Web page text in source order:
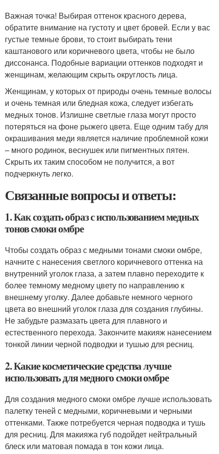
Важная точка! Выбирая оттенок красного дерева,
обратите внимание на густоту и цвет бровей. Если у вас
густые темные брови, то стоит выбирать тени
каштанового или коричневого цвета, чтобы не было
диссонанса. Подобные вариации оттенков подходят и
женщинам, желающим скрыть округлость лица.
Женщинам, у которых от природы очень темные волосы
и очень темная или бледная кожа, следует избегать
медных тонов. Излишне светлые глаза могут просто
потеряться на фоне рыжего цвета. Еще одним табу для
окрашивания меди является наличие проблемной кожи
– много родинок, веснушек или пигментных пятен.
Скрыть их таким способом не получится, а вот
подчеркнуть легко.
Связанные вопросы и ответы:
1. Как создать образ с использованием медных
тонов смоки омбре
Чтобы создать образ с медными тонами смоки омбре,
начните с нанесения светлого коричневого оттенка на
внутренний уголок глаза, а затем плавно переходите к
более темному медному цвету по направлению к
внешнему уголку. Далее добавьте немного черного
цвета во внешний уголок глаза для создания глубины.
Не забудьте размазать цвета для плавного и
естественного перехода. Закончите макияж нанесением
тонкой линии черной подводки и тушью для ресниц.
2. Какие косметические средства лучше
использовать для медного смоки омбре
Для создания медного смоки омбре лучше использовать
палетку теней с медными, коричневыми и черными
оттенками. Также потребуется черная подводка и тушь
для ресниц. Для макияжа губ подойдет нейтральный
блеск или матовая помада в тон кожи лица.